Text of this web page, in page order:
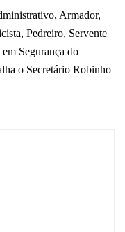
Armador,
Pedreiro, Servente
Segurança do
o Secretário Robinho